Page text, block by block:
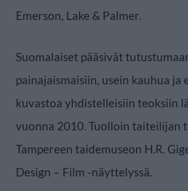
Emerson, Lake & Palmer.
Suomalaiset pääsivät
painajaismaisiin, usein kauhua ja
kuvastoa yhdistelleisiin teoksiin
vuonna 2010. Tuolloin taiteilijan
Tampereen taidemuseon H.R.
Design – Film -näyttelyssä.